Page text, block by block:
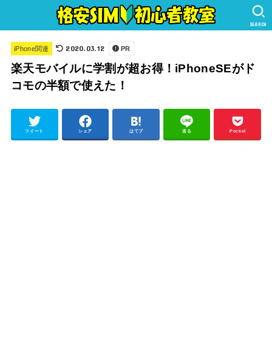
SEARCH
iPhone関連 2020.03.12 PR
楽天モバイルに学割が超お得！iPhoneSEがド
コモの半額で使えた！
ツイート シェア はてブ 送る Pocket